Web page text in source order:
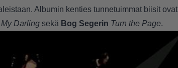
Albumin kenties tunnetuimmat biisit ovat
Darling sekä Bog Segerin Turn the Page.